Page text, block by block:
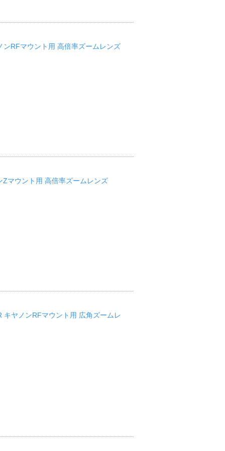
RFマウント用 高倍率ズームレンズ
マウント用 高倍率ズームレンズ
キヤノンRFマウント用 広角ズームレ